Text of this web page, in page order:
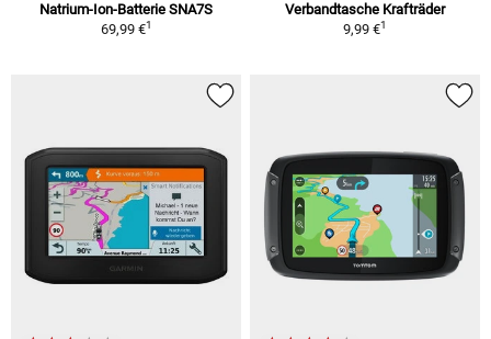
Natrium-Ion-Batterie SNA7S
69,99 €1
Verbandtasche Krafträder
9,99 €1